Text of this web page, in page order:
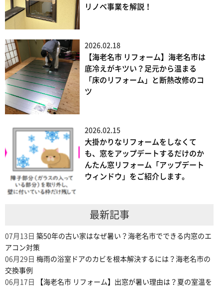
リノベ事業を解説！
2026.02.18
【海老名市 リフォーム】海老名市は
底冷えがキツい？足元から温まる
「床のリフォーム」と断熱改修のコ
ツ
2026.02.15
大掛かりなリフォームをしなくて
も、窓をアップデートするだけのか
んたん窓リフォーム「アップデート
ウィンドウ」をご紹介します。
最新記事
07月13日 築50年の古い家はなぜ暑い？海老名市でできる内窓のエ
アコン対策
06月29日 梅雨の浴室ドアのカビを根本解決するには？海老名市の
交換事例
06月17日
【海老名市 リフォーム】出窓が暑い理由は？夏の室温を